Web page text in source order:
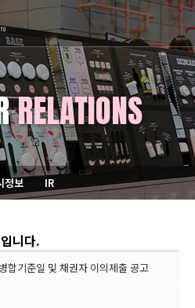
RELATIONS
정보 IR
니다.
합기준일 및 채권자 이의제출 공고